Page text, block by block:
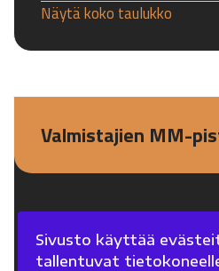
Näytä koko taulukko
Valmistajien MM-
Sij Talli Pisteet
Sivusto käyttää
tallentuvat